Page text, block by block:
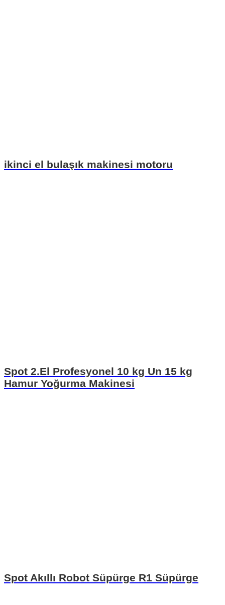
ikinci el bulaşık makinesi motoru
Spot 2.El Profesyonel 10 kg Un 15 kg
Hamur Yoğurma Makinesi
Spot Akıllı Robot Süpürge R1 Süpürge